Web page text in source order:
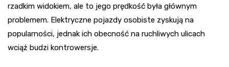
rzadkim widokiem, ale to jego prędkość była głównym
problemem. Elektryczne pojazdy osobiste zyskują na
popularności, jednak ich obecność na ruchliwych ulicach
wciąż budzi kontrowersje.